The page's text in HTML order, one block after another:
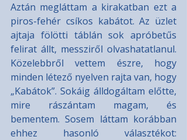
Aztán megláttam a kirakatban ezt a
piros-fehér csíkos kabátot. Az üzlet
ajtaja fölötti táblán sok apróbetűs
felirat állt, messziről olvashatatlanul.
Közelebbről vettem észre, hogy
minden létező nyelven rajta van, hogy
„Kabátok”. Sokáig álldogáltam előtte,
mire rászántam magam, és
bementem. Sosem láttam korábban
ehhez hasonló választékot: